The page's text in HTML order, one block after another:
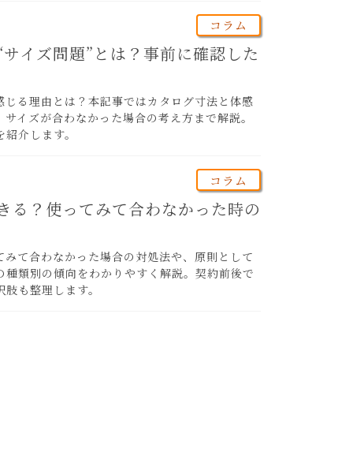
コラム
イズ問題”とは？事前に確認した
る理由とは？本記事ではカタログ寸法と体感
イズが合わなかった場合の考え方まで解説。
介します。
コラム
る？使ってみて合わなかった時の
て合わなかった場合の対処法や、原則として
類別の傾向をわかりやすく解説。契約前後で
も整理します。